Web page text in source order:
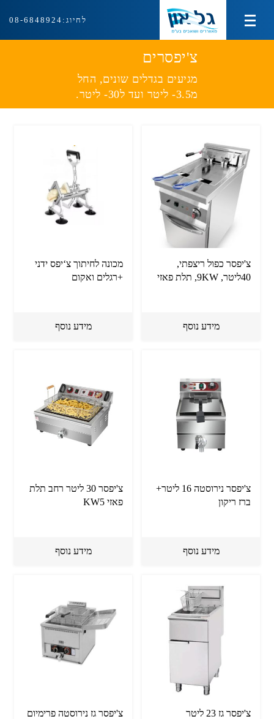
מוצרי צינון ועירפול
מוצרי איוורור ושאיבה
ציוד למטבח המוסדי
אודות
צור קשר
08-6848924 לחיוג:
צ'יפסרים
מגיעים בגדלים שונים, החל
מ3.5- ליטר ועד ל30- ליטר.
צ'יפסר כפול ריצפתי,
40ליטר, 9KW, תלת פאזי
מידע נוסף
מכונה לחיתוך צ‘יפס ידני
+רגלים ואקום
מידע נוסף
צ'יפסר נירוסטה 16 ליטר+
ברז ריקון
מידע נוסף
צ'יפסר 30 ליטר רחב תלת
פאזי KW5
מידע נוסף
צ'יפסר גז 23 ליטר
צ'יפסר גז נירוסטה פרימיום